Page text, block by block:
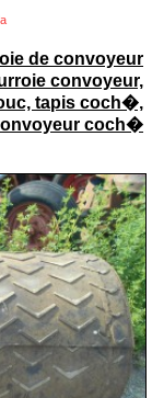
de convoyeur
convoyeur,
tapis coch�,
coch�